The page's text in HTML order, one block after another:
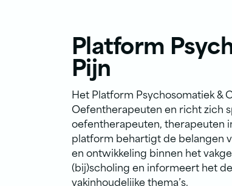
Platform
Pijn
Het Platform Psychosomatiek &
Oefentherapeuten en richt zich
oefentherapeuten, therapeuten
platform behartigt de belangen
en ontwikkeling binnen het
(bij)scholing en informeert het
vakinhoudelijke thema’s.